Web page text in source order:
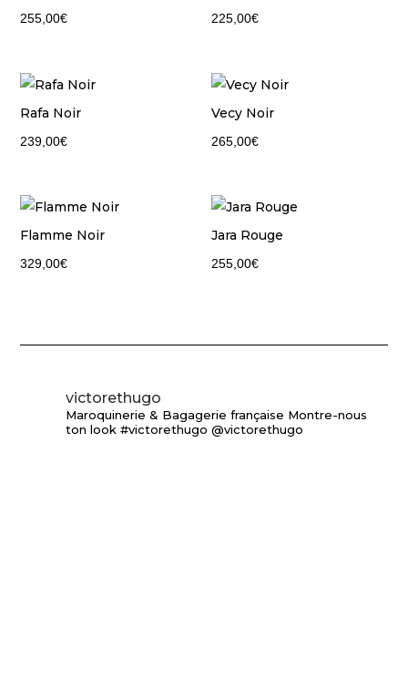
255,00€ 225,00€
Rafa Noir
239,00€
Vecy Noir
265,00€
Flamme Noir
329,00€
Jara Rouge
255,00€
victorethugo
Maroquinerie & Bagagerie française Montre-nous
ton look #victorethugo @victorethugo